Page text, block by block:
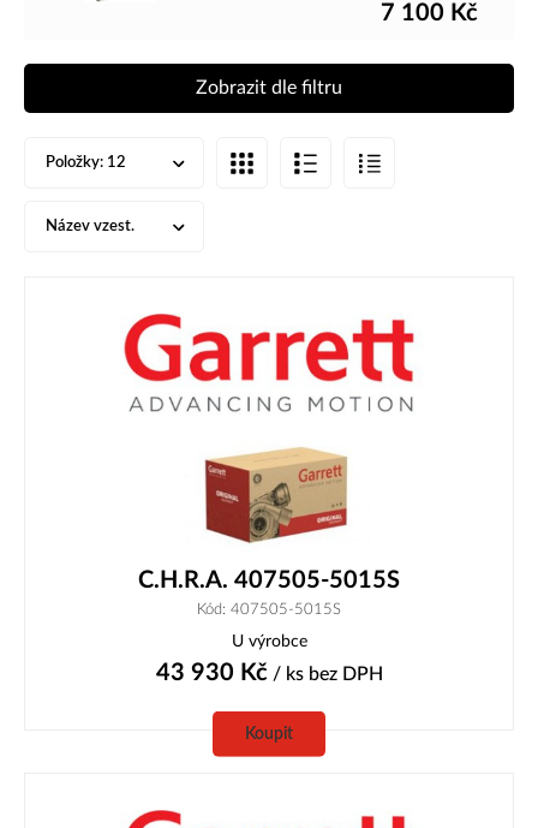
7 100 Kč
Zobrazit dle filtru
Položky: 12
Název vzest.
C.H.R.A. 407505-5015S
Kód: 407505-5015S
U výrobce
43 930 Kč/ ks bez DPH
Koupit